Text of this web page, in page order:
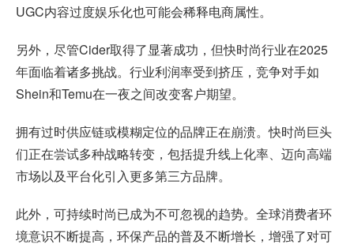
UGC内容过度娱乐化也可能会稀释电商属性。
另外，尽管Cider取得了显著成功，但快时尚行业在2025
年面临着诸多挑战。行业利润率受到挤压，竞争对手如
Shein和Temu在一夜之间改变客户期望。
拥有过时供应链或模糊定位的品牌正在崩溃。快时尚巨头
们正在尝试多种战略转变，包括提升线上化率、迈向高端
市场以及平台化引入更多第三方品牌。
此外，可持续时尚已成为不可忽视的趋势。全球消费者环
境意识不断提高，环保产品的普及不断增长，增强了对可